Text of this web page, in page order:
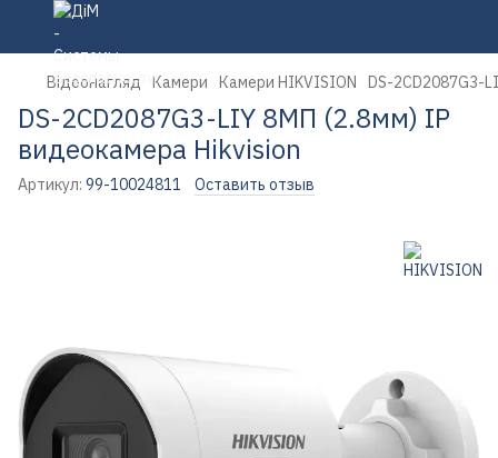
Відеонагляд Камери Камери HIKVISION DS-2CD2087G3-
DS-2CD2087G3-LIY 8МП (2.8мм) IP
видеокамера Hikvision
Артикул: 99-10024811 Оставить отзыв